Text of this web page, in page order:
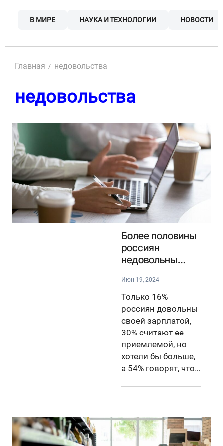
В МИРЕ НАУКА И ТЕХНОЛОГИИ НОВОСТИ
Главная недовольства
недовольства
Более половины
россиян
недовольны
Июн 19, 2024
Только 16%
россиян довольны
своей зарплатой,
30% считают ее
приемлемой, но
хотели бы больше,
а 54% говорят, что…